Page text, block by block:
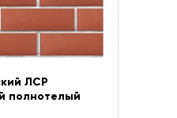
ЛСР
полнотелый